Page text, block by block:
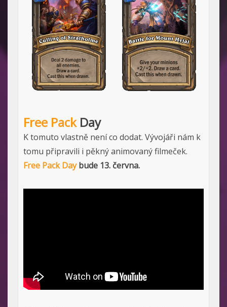
Free PackDay
K tomuto vlastně není co dodat. Vývojáři nám k
tomu připravili i pěkný animovaný filmeček.
Free Pack Daybude 13. června.